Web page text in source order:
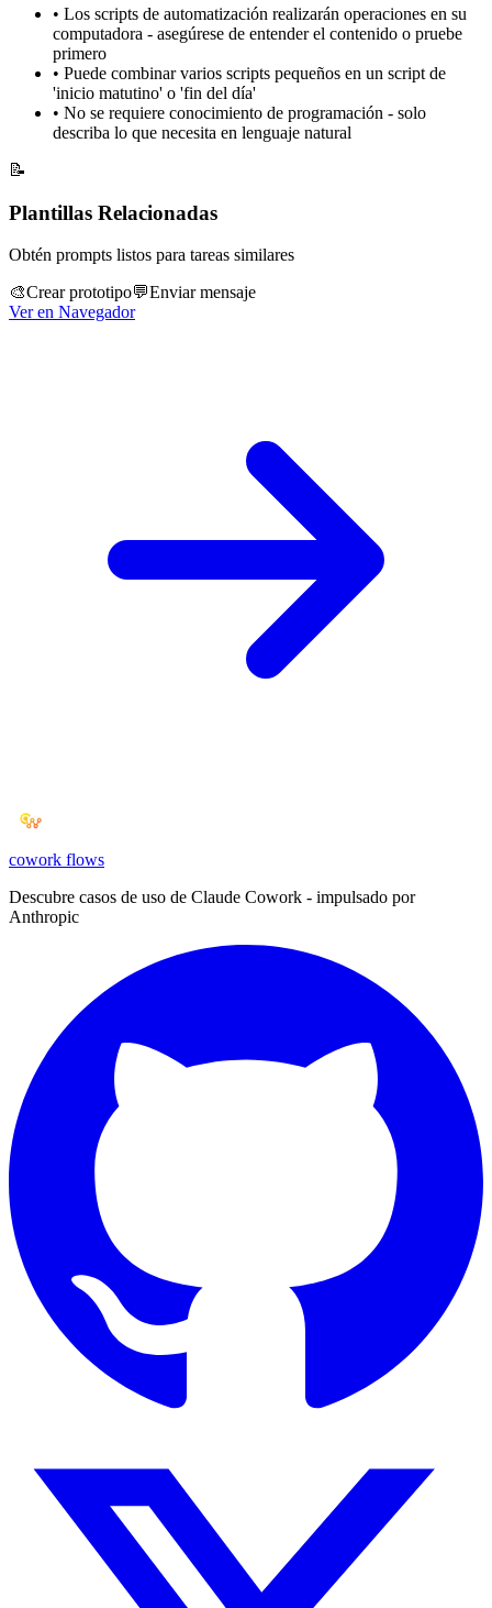
• Los scripts de automatización realizarán operaciones en su
computadora - asegúrese de entender el contenido o pruebe
primero
• Puede combinar varios scripts pequeños en un script de
'inicio matutino' o 'fin del día'
• No se requiere conocimiento de programación - solo
describa lo que necesita en lenguaje natural
📝
Plantillas Relacionadas
Obtén prompts listos para tareas similares
🎨Crear prototipo💬Enviar mensaje
Ver en Navegador
cowork flows
Descubre casos de uso de Claude Cowork - impulsado por
Anthropic